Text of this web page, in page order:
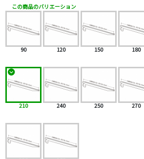
この商品のバリエーション
90 120 150 180
210 240 250 270